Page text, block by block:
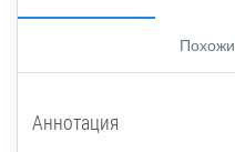
Аннотация